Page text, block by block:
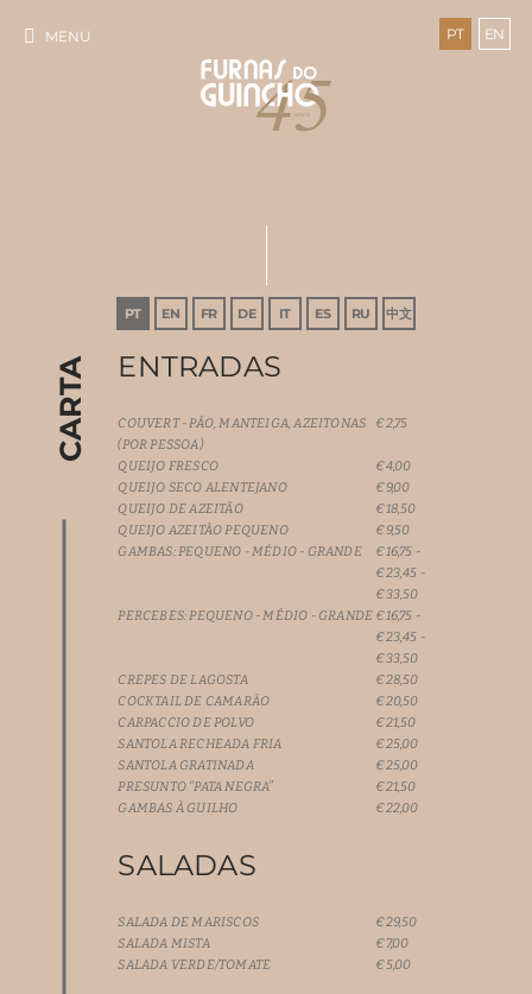
PT EN
MENU
CARTA
PT EN FR DE IT ES RU 中文
ENTRADAS
COUVERT - PÃO, MANTEIGA, AZEITONAS
(POR PESSOA)
€2,75
QUEIJO FRESCO
€4,00
QUEIJO SECO ALENTEJANO
€9,00
QUEIJO DE AZEITÃO
€18,50
QUEIJO AZEITÃO PEQUENO
€9,50
GAMBAS: PEQUENO - MÉDIO - GRANDE
€16,75 -
€23,45 -
€33,50
PERCEBES: PEQUENO - MÉDIO - GRANDE €16,75 -
€23,45 -
€33,50
CREPES DE LAGOSTA
€28,50
COCKTAIL DE CAMARÃO
€20,50
CARPACCIO DE POLVO
€21,50
SANTOLA RECHEADA FRIA
€25,00
SANTOLA GRATINADA
€25,00
PRESUNTO “PATA NEGRA”
€21,50
GAMBAS À GUILHO
€22,00
SALADAS
SALADA DE MARISCOS
€29,50
SALADA MISTA
€7,00
SALADA VERDE/TOMATE
€5,00